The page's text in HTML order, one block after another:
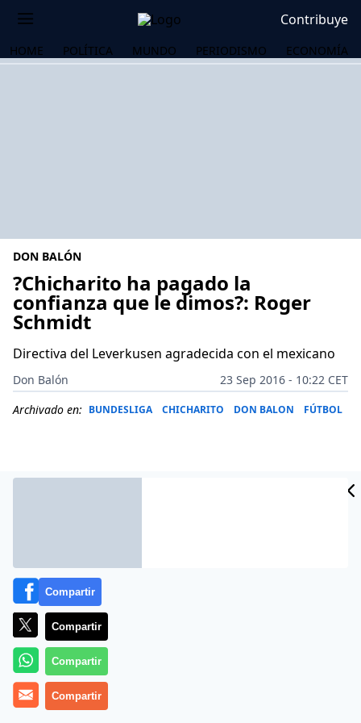
Contribuye
HOME POLÍTICA MUNDO PERIODISMO ECONOMÍA
DON BALÓN
?Chicharito ha pagado la
confianza que le dimos?: Roger
Schmidt
Directiva del Leverkusen agradecida con el mexicano
Don Balón
23 Sep 2016 - 10:22 CET
Archivado en: BUNDESLIGA CHICHARITO DON BALON FÚTBOL
Por: Paco Forastieri Ob. / Don Balón Mx
El director técnico del Bayer Leverkusen, Roger
Compartir
Compartir
Compartir
Compartir